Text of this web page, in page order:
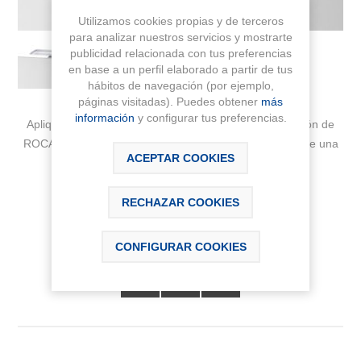
Aplique LED de 10 W MOOLIGHT con soporte de fijación de
ROCA. Acabado cromado. Ideal para la parte superior de una
espejo
Fabricante: ROCA
Utilizamos cookies propias y de terceros
para analizar nuestros servicios y mostrarte
publicidad relacionada con tus preferencias
en base a un perfil elaborado a partir de tus
hábitos de navegación (por ejemplo,
páginas visitadas). Puedes obtener más
información y configurar tus preferencias.
ACEPTAR COOKIES
RECHAZAR COOKIES
CONFIGURAR COOKIES